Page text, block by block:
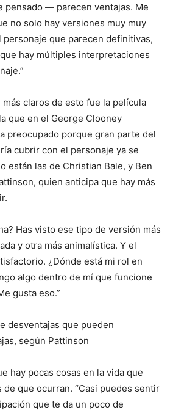
pensado — parecen ventajas. Me
no solo hay versiones muy muy
personaje que parecen definitivas,
hay múltiples interpretaciones
claros de esto fue la película
que en el George Clooney
preocupado porque gran parte del
cubrir con el personaje ya se
están las de Christian Bale, y Ben
quien anticipa que hay más
Has visto ese tipo de versión más
y otra más animalística. Y el
¿Dónde está mi rol en
algo dentro de mí que funcione
gusta eso.”
desventajas que pueden
según Pattinson
hay pocas cosas en la vida que
que ocurran. “Casi puedes sentir
que te da un poco de